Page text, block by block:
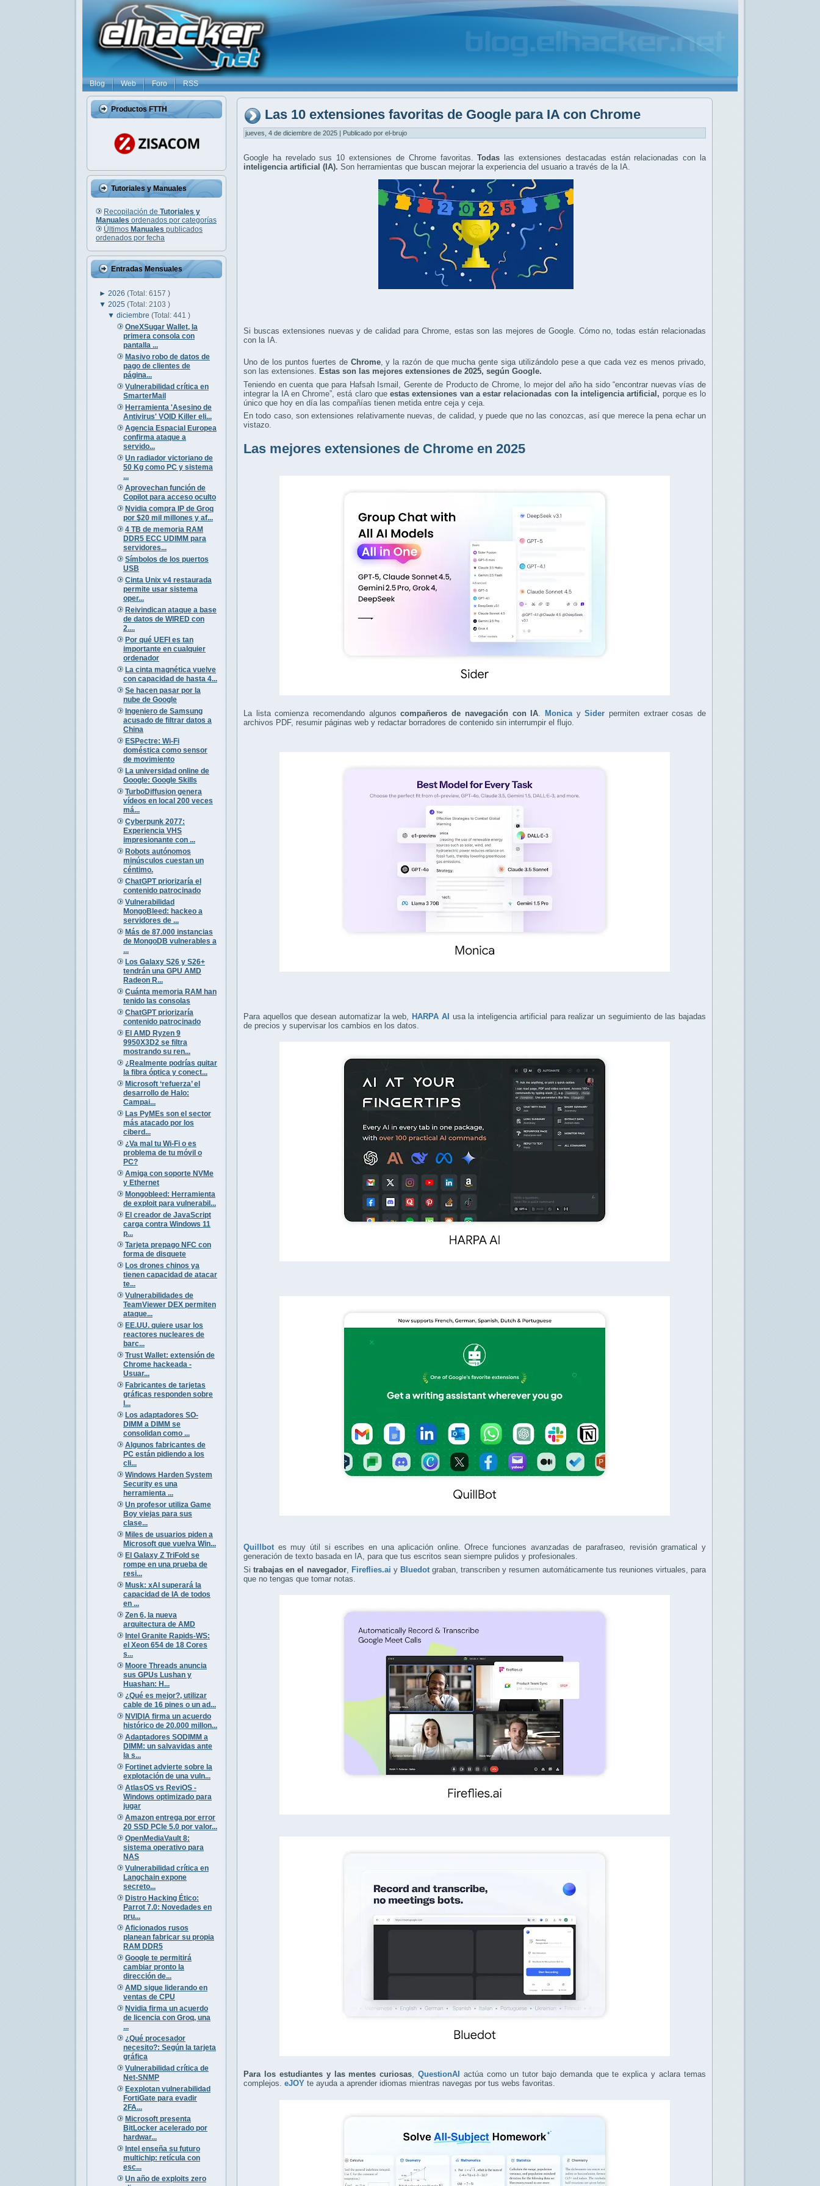
Blog Web Foro RSS
Productos FTTH
Tutoriales y Manuales
Recopilación de Tutoriales y
Manuales ordenados por categorías
Últimos Manuales publicados
ordenados por fecha
Entradas Mensuales
► 2026 (Total: 6157 )
▼ 2025 (Total: 2103 )
▼diciembre(Total: 441 )
OneXSugar Wallet, la
primera consola con
pantalla ...
Masivo robo de datos de
pago de clientes de
página...
Vulnerabilidad crítica en
SmarterMail
Herramienta 'Asesino de
Antivirus' VOID Killer eli...
Agencia Espacial Europea
confirma ataque a
servido...
Un radiador victoriano de
50 Kg como PC y sistema
...
Aprovechan función de
Copilot para acceso oculto
Nvidia compra IP de Groq
por $20 mil millones y af...
4 TB de memoria RAM
DDR5 ECC UDIMM para
servidores...
Símbolos de los puertos
USB
Cinta Unix v4 restaurada
permite usar sistema
oper...
Reivindican ataque a base
de datos de WIRED con
2....
Por qué UEFI es tan
importante en cualquier
ordenador
La cinta magnética vuelve
con capacidad de hasta 4...
Se hacen pasar por la
nube de Google
Ingeniero de Samsung
acusado de filtrar datos a
China
ESPectre: Wi-Fi
doméstica como sensor
de movimiento
La universidad online de
Google: Google Skills
TurboDiffusion genera
vídeos en local 200 veces
má...
Cyberpunk 2077:
Experiencia VHS
impresionante con ...
Robots autónomos
minúsculos cuestan un
céntimo.
ChatGPT priorizaría el
contenido patrocinado
Vulnerabilidad
MongoBleed: hackeo a
servidores de ...
Más de 87.000 instancias
de MongoDB vulnerables a
...
Los Galaxy S26 y S26+
tendrán una GPU AMD
Radeon R...
Cuánta memoria RAM han
tenido las consolas
ChatGPT priorizaría
contenido patrocinado
El AMD Ryzen 9
9950X3D2 se filtra
mostrando su ren...
¿Realmente podrías quitar
la fibra óptica y conect...
Microsoft ‘refuerza’ el
desarrollo de Halo:
Campai...
Las PyMEs son el sector
más atacado por los
ciberd...
¿Va mal tu Wi-Fi o es
problema de tu móvil o
PC?
Amiga con soporte NVMe
y Ethernet
Mongobleed: Herramienta
de exploit para vulnerabil...
El creador de JavaScript
carga contra Windows 11
p...
Tarjeta prepago NFC con
forma de disquete
Los drones chinos ya
tienen capacidad de atacar
te...
Vulnerabilidades de
TeamViewer DEX permiten
ataque...
EE.UU. quiere usar los
reactores nucleares de
barc...
Trust Wallet: extensión de
Chrome hackeada -
Usuar...
Fabricantes de tarjetas
gráficas responden sobre
l...
Los adaptadores SO-
DIMM a DIMM se
consolidan como ...
Algunos fabricantes de
PC están pidiendo a los
cli...
Windows Harden System
Security es una
herramienta ...
Un profesor utiliza Game
Boy viejas para sus
clase...
Miles de usuarios piden a
Microsoft que vuelva Win...
El Galaxy Z TriFold se
rompe en una prueba de
resi...
Musk: xAI superará la
capacidad de IA de todos
en ...
Zen 6, la nueva
arquitectura de AMD
Intel Granite Rapids-WS:
el Xeon 654 de 18 Cores
s...
Moore Threads anuncia
sus GPUs Lushan y
Huashan: H...
¿Qué es mejor?, utilizar
cable de 16 pines o un ad...
NVIDIA firma un acuerdo
histórico de 20.000 millon...
Adaptadores SODIMM a
DIMM: un salvavidas ante
la s...
Fortinet advierte sobre la
explotación de una vuln...
AtlasOS vs ReviOS -
Windows optimizado para
jugar
Amazon entrega por error
20 SSD PCIe 5.0 por valor...
OpenMediaVault 8:
sistema operativo para
NAS
Vulnerabilidad crítica en
Langchain expone
secreto...
Distro Hacking Ético:
Parrot 7.0: Novedades en
pru...
Aficionados rusos
planean fabricar su propia
RAM DDR5
Google te permitirá
cambiar pronto la
dirección de...
AMD sigue liderando en
ventas de CPU
Nvidia firma un acuerdo
de licencia con Groq, una
...
¿Qué procesador
necesito?: Según la tarjeta
gráfica
Vulnerabilidad crítica de
Net-SNMP
Eexplotan vulnerabilidad
FortiGate para evadir
2FA...
Microsoft presenta
BitLocker acelerado por
hardwar...
Intel enseña su futuro
multichip: retícula con
esc...
Un año de exploits zero
Las 10 extensiones favoritas de Google para IA con Chrome
jueves, 4 de diciembre de 2025 | Publicado por el-brujo
Google ha revelado sus 10 extensiones de Chrome favoritas.Todas las extensiones destacadas están relacionadas con la
inteligencia artificial (IA). Son herramientas que buscan mejorar la experiencia del usuario a través de la IA.
Si buscas extensiones nuevas y de calidad para Chrome, estas son las mejores de Google. Cómo no, todas están relacionadas
con la IA.
Uno de los puntos fuertes de Chrome, y la razón de que mucha gente siga utilizándolo pese a que cada vez es menos privado,
son las extensiones. Estas son las mejores extensiones de 2025, según Google.
Teniendo en cuenta que para Hafsah Ismail, Gerente de Producto de Chrome, lo mejor del año ha sido “encontrar nuevas vías de
integrar la IA en Chrome”, está claro que estas extensiones van a estar relacionadas con la inteligencia artificial, porque es lo
único que hoy en día las compañías tienen metida entre ceja y ceja.
En todo caso, son extensiones relativamente nuevas, de calidad, y puede que no las conozcas, así que merece la pena echar un
vistazo.
Las mejores extensiones de Chrome en 2025
La lista comienza recomendando algunoscompañeros de navegación con IA. MonicaySider permiten extraer cosas de
archivos PDF, resumir páginas web y redactar borradores de contenido sin interrumpir el flujo.
Para aquellos que desean automatizar la web, HARPA AI usa la inteligencia artificial para realizar un seguimiento de las bajadas
de precios y supervisar los cambios en los datos.
Quillbot es muy útil si escribes en una aplicación online. Ofrece funciones avanzadas de parafraseo, revisión gramatical y
generación de texto basada en IA, para que tus escritos sean siempre pulidos y profesionales.
Sitrabajas en el navegador, Fireflies.ai y Bluedotgraban, transcriben y resumen automáticamente tus reuniones virtuales, para
que no tengas que tomar notas.
Para los estudiantes y las mentes curiosas,QuestionAI
actúa como un tutor bajo demanda que te explica y aclara temas
complejos. eJOY te ayuda a aprender idiomas mientras navegas por tus webs favoritas.